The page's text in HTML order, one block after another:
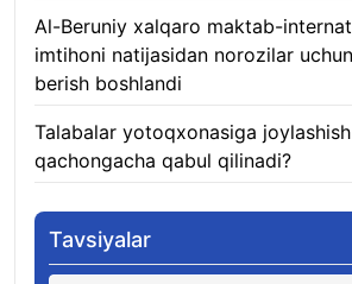
Al-Beruniy xalqaro maktab-
imtihoni natijasidan norozilar
berish boshlandi
Talabalar yotoqxonasiga
qachongacha qabul qilinadi?
Tavsiyalar